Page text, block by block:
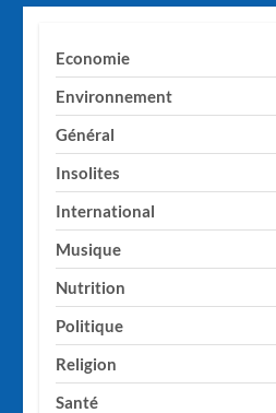
Economie
Environnement
Général
Insolites
International
Musique
Nutrition
Politique
Religion
Santé